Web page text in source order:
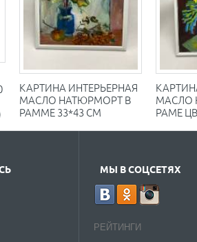
КАРТИНА ИНТЕРЬЕРНАЯ
МАСЛО НАТЮРМОРТ В
РАММЕ 33*43 СМ
МАСЛО
РАМЕ
МЫ В СОЦСЕТЯХ
РЕЙТИНГИ